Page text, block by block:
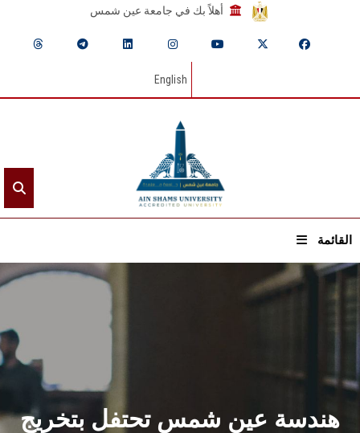
أهلاً بك في جامعة عين شمس
English
القائمة
الرئيسيـة
عن الجامعة
القطاعـات
الشئون الأكاديمية
هندسة عين شمس تحتفل بتخريج